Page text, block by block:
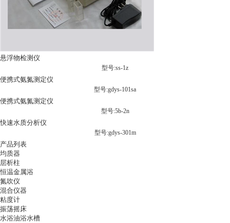
悬浮物检测仪
型号:ss-1z
便携式氨氮测定仪
型号:gdys-101sa
便携式氨氮测定仪
型号:5b-2n
快速水质分析仪
型号:gdys-301m
产品列表
均质器
层析柱
恒温金属浴
氮吹仪
混合仪器
粘度计
振荡摇床
水浴油浴水槽